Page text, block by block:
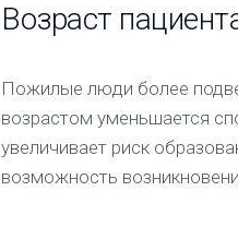
Возраст
Пожилые люди более
возрастом уменьшается
увеличивает риск
возможность